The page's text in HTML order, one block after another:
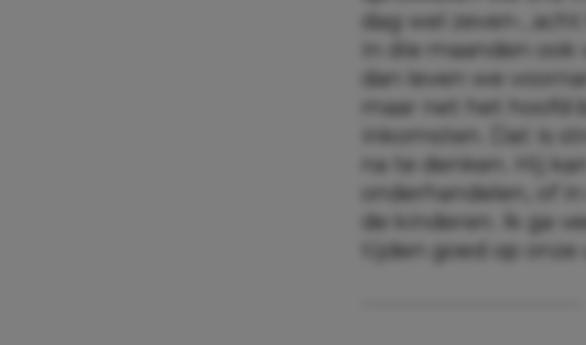
dag wel zeven-,
in die maanden
dan leven we
maar net het hoofd
inkomsten. Dat is
na te denken. Hij
onderhandelen, of
de kinderen. Ik ga
tijden goed op